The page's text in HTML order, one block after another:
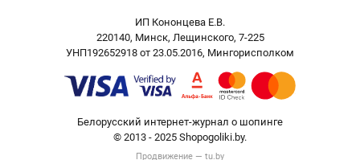
ИП Кононцева Е.В.
220140, Минск, Лещинского, 7-225
УНП192652918 от 23.05.2016, Мингорисполком
Белорусский интернет-журнал о шопинге
© 2013 - 2025 Shopogoliki.by.
Продвижение — tu.by